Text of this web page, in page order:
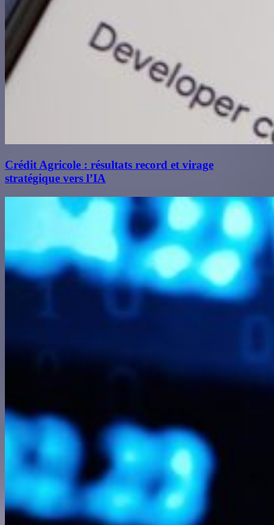
Crédit Agricole : résultats record et virage
stratégique vers l’IA